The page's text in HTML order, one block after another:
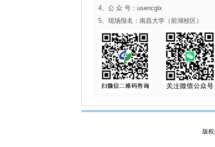
4、公 众 号：usencglx
5、现场报名：南昌大学（前湖校区）
版